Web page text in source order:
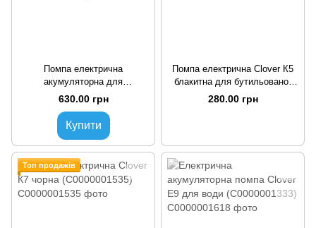
Помпа електрична
акумуляторна для
бутильованої води Clover К12
Silver сріблястий з чорними
вставками
630.00 грн
Купити
Помпа електрична Clover К5
блакитна для бутильованої
води (C0000001620)
280.00 грн
Топ продажів